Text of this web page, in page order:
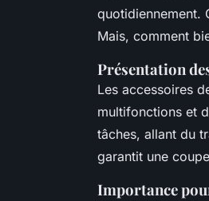
quotidiennement.
Mais, comment
Présentation
Les accessoires
multifonctions et
tâches, allant du
garantit une
Importance